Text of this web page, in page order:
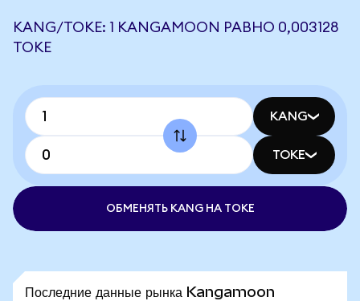
KANG/TOKE: 1 KANGAMOON РАВНО 0,003128
TOKE
KANG
TOKE
ОБМЕНЯТЬ KANG НА TOKE
Последние данные рынка Kangamoon